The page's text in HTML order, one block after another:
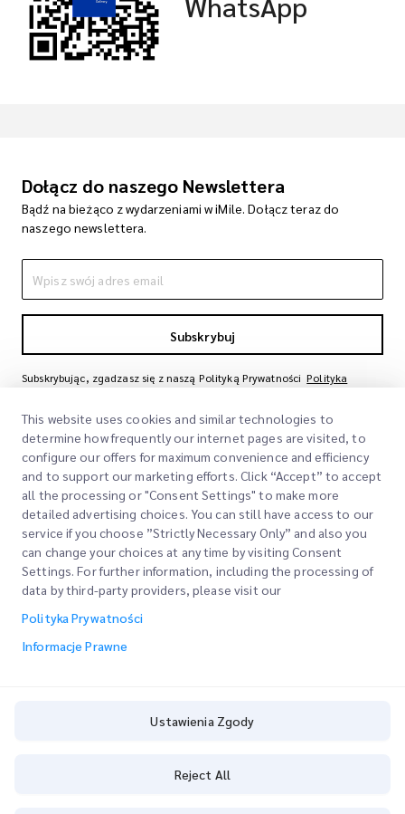
Dołącz do naszego Newslettera
Bądź na bieżąco z wydarzeniami w iMile. Dołącz teraz do
naszego newslettera.
Subskrybuj
Subskrybując, zgadzasz się z naszą Polityką Prywatności Polityka
Szybkie Linki
Lokalizacje Biur
Poproś o Wycenę
Firma
O Nas
Nasze Usługi
This website uses cookies and similar technologies to
determine how frequently our internet pages are visited, to
configure our offers for maximum convenience and efficiency
and to support our marketing efforts. Click “Accept” to accept
all the processing or "Consent Settings" to make more
detailed advertising choices. You can still have access to our
service if you choose ”Strictly Necessary Only” and also you
can change your choices at any time by visiting Consent
Settings. For further information, including the processing of
data by third-party providers, please visit our
Polityka Prywatności
Informacje Prawne
Ustawienia Zgody
Reject All